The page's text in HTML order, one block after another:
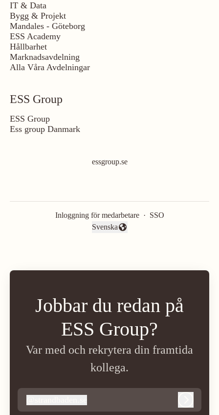
IT & Data
Bygg & Projekt
Mandales - Göteborg
ESS Academy
Hållbarhet
Marknadsavdelning
Alla Våra Avdelningar
ESS Group
ESS Group
Ess group Danmark
essgroup.se
Inloggning för medarbetare · SSO
Byt språk
Svenska
Jobbar du redan på
ESS Group?
Var med och rekrytera din framtida
kollega.
strandbaden.se